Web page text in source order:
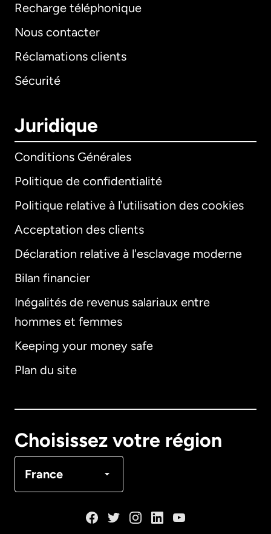
Recharge téléphonique
Nous contacter
Réclamations clients
Sécurité
Juridique
Conditions Générales
Politique de confidentialité
Politique relative à l'utilisation des cookies
Acceptation des clients
Déclaration relative à l'esclavage moderne
Bilan financier
Inégalités de revenus salariaux entre
hommes et femmes
Keeping your money safe
Plan du site
Choisissez votre région
France
International
Allemagne
Français